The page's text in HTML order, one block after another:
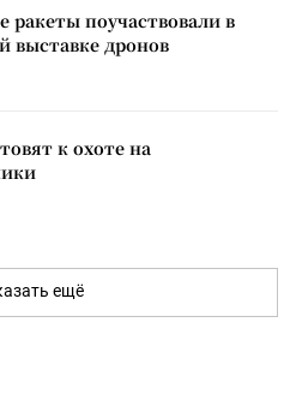
ракеты поучаствовали в
выставке дронов
к охоте на
ещё